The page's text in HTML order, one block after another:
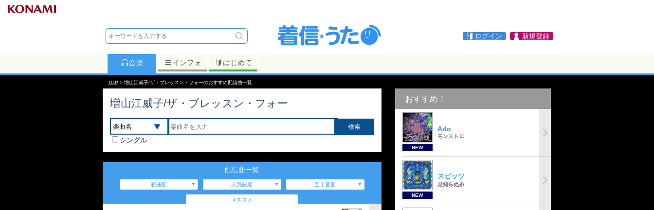
ログイン 新規登録
音楽 インフォ はじめて
TOP > 増山江威子/ザ・ブレッスン・フォーのおすすめ配信曲一覧
増山江威子/ザ・ブレッスン・フォー
シングル
配信曲一覧
新曲順 人気曲順 五十音順
オススメ
おすすめ！
NEW
Ado
モンストロ
NEW
スピッツ
見知らぬ糸